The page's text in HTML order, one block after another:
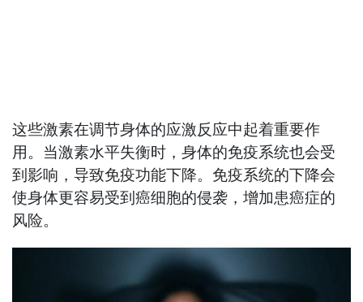
这些激素在调节身体的应激反应中起着重要作
用。当激素水平失衡时，身体的免疫系统也会受
到影响，导致免疫功能下降。免疫系统的下降会
使身体更容易受到癌细胞的侵袭，增加患癌症的
风险。